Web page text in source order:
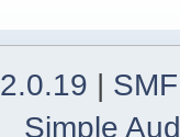
|
Simple